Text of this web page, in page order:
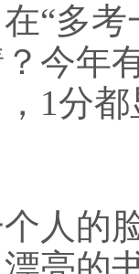
“多
今年
1分
人的